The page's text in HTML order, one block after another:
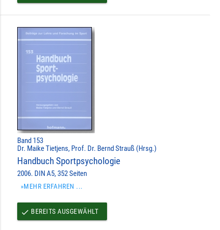
Band 153
Dr. Maike Tietjens, Prof. Dr. Bernd Strauß (Hrsg.)
Handbuch Sportpsychologie
2006. DIN A5, 352 Seiten
»MEHR ERFAHREN ...
done BEREITS AUSGEWÄHLT